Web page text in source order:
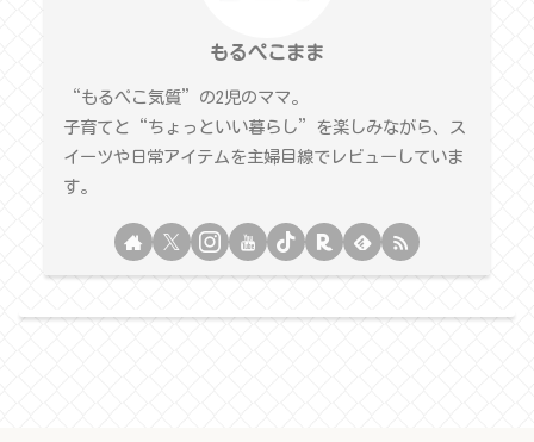
もるぺこまま
“もるぺこ気質”の2児のママ。
子育てと“ちょっといい暮らし”を楽しみながら、ス
イーツや日常アイテムを主婦目線でレビューしていま
す。